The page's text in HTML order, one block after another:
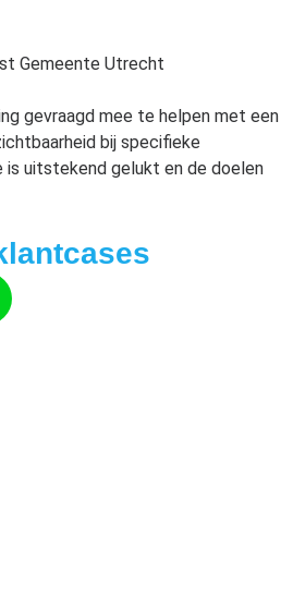
Gemeente Utrecht
gevraagd mee te helpen met een
bij specifieke
is uitstekend gelukt en de doelen